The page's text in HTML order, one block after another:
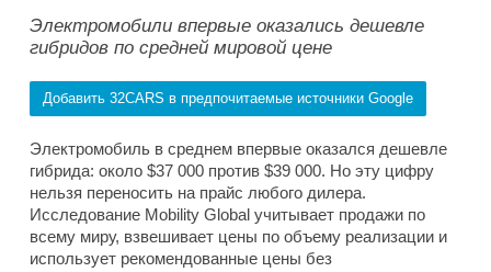
Электромобили впервые оказались дешевле
гибридов по средней мировой цене
Добавить 32CARS в предпочитаемые источники Google
Электромобиль в среднем впервые оказался дешевле
гибрида: около $37 000 против $39 000. Но эту цифру
нельзя переносить на прайс любого дилера.
Исследование Mobility Global учитывает продажи по
всему миру, взвешивает цены по объему реализации и
использует рекомендованные цены без